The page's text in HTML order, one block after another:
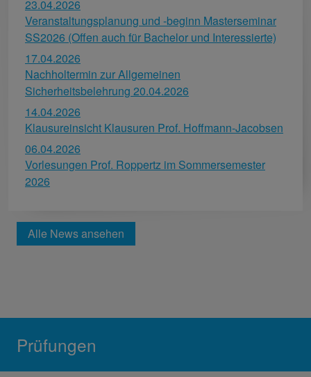
23.04.2026
Veranstaltungsplanung und -beginn Masterseminar
SS2026 (Offen auch für Bachelor und Interessierte)
17.04.2026
Nachholtermin zur Allgemeinen
Sicherheitsbelehrung 20.04.2026
14.04.2026
Klausureinsicht Klausuren Prof. Hoffmann-Jacobsen
06.04.2026
Vorlesungen Prof. Roppertz im Sommersemester
2026
Alle News ansehen
Prüfungen